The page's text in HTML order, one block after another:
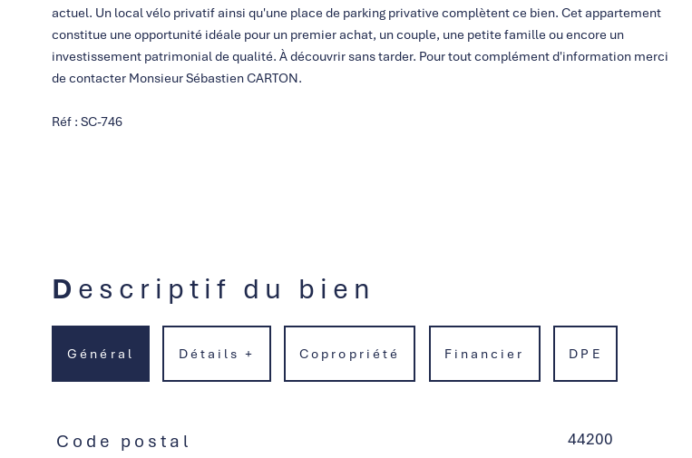
actuel. Un local vélo privatif ainsi qu'une place de parking privative complètent ce bien. Cet appartement
constitue une opportunité idéale pour un premier achat, un couple, une petite famille ou encore un
investissement patrimonial de qualité. À découvrir sans tarder. Pour tout complément d'information merci
de contacter Monsieur Sébastien CARTON.
Réf : SC-746
Descriptif du bien
Général Détails + Copropriété Financier DPE
TRAD_PAMPERO_Caracteristique
Code postal 44200